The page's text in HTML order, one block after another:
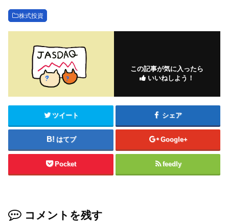
株式投資
この記事が気に入ったら
いいねしよう！
ツイート シェア
はてブ Google+
Pocket feedly
コメントを残す